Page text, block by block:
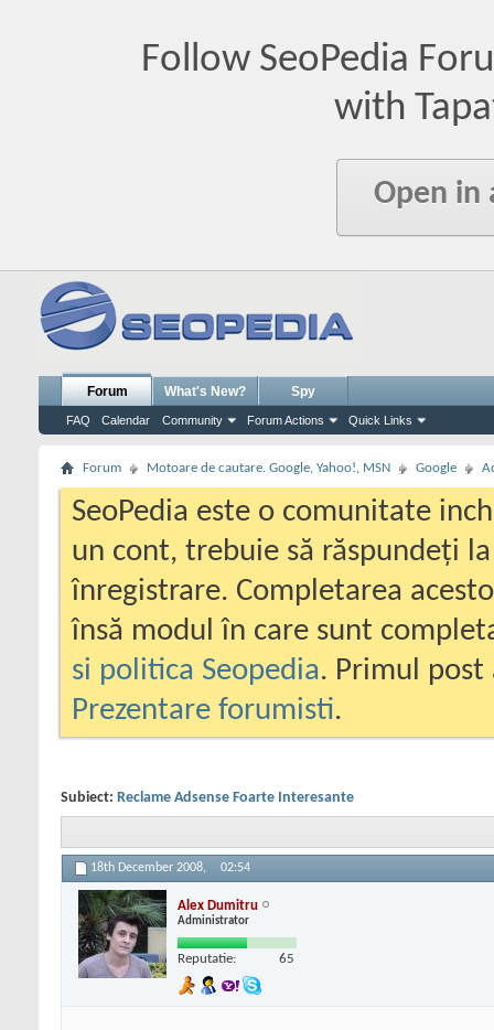
Follow SeoPedia
with
Open in
Forum
FAQ Calendar Community Forum Actions Quick Links
What's New? Spy
Forum Motoare de cautare. Google, Yahoo!, MSN Google
SeoPedia este o comunitate
un cont, trebuie să răspundeți
înregistrare. Completarea
însă modul în care sunt
si politica Seopedia. Primul
Prezentare forumisti.
Subiect: Reclame Adsense Foarte Interesante
18th December 2008, 02:54
Alex Dumitru
Administrator
Reputatie: 65